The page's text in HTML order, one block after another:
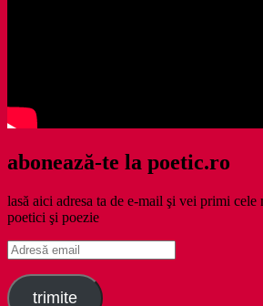
abonează-te la poetic.ro
lasă aici adresa ta de e-mail şi vei primi cele
poetici şi poezie
Adresă
email
trimite